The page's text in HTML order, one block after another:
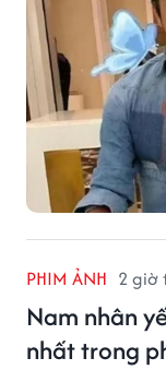
PHIM ẢNH 2 giờ
Nam nhân
nhất trong